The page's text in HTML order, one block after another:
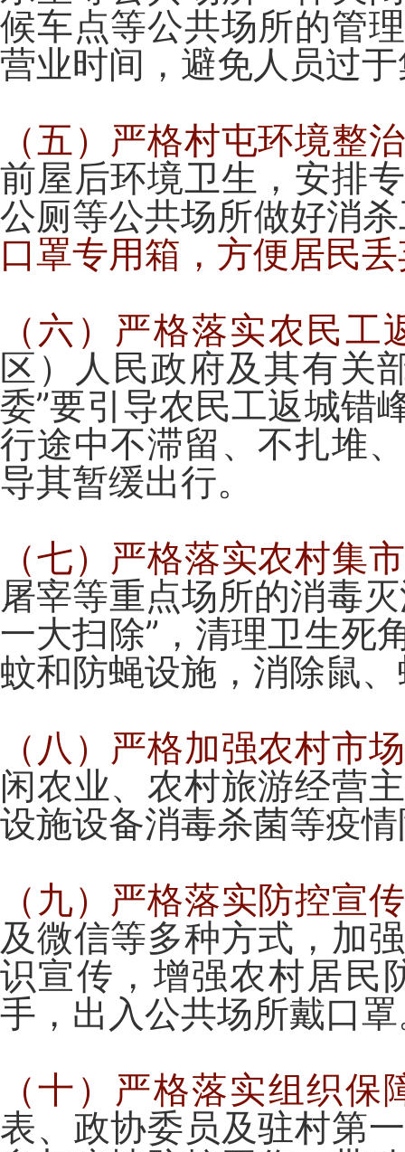
候车点等公共场所的管
营业时间，避免人员过
（五）严格村屯环境整
前屋后环境卫生，安排
公厕等公共场所做好消
口罩专用箱，方便居民
（六）严格落实农民
区）人民政府及其有关
委”要引导农民工返城错
行途中不滞留、不扎堆
导其暂缓出行。
（七）严格落实农村集
屠宰等重点场所的消毒
一大扫除”，清理卫生死
蚊和防蝇设施，消除鼠
（八）严格加强农村市
闲农业、农村旅游经营
设施设备消毒杀菌等疫
（九）严格落实防控宣
及微信等多种方式，加
识宣传，增强农村居民
手，出入公共场所戴口
（十）严格落实组织保
表、政协委员及驻村第